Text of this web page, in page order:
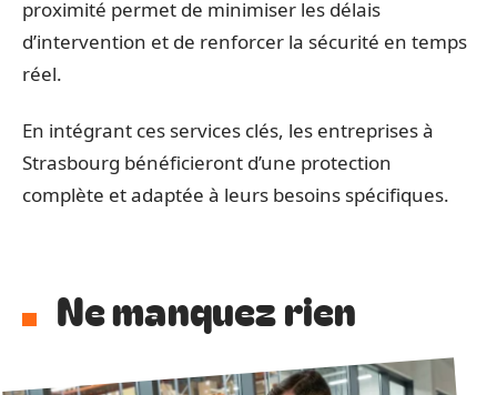
proximité permet de minimiser les délais
d’intervention et de renforcer la sécurité en temps
réel.
En intégrant ces services clés, les entreprises à
Strasbourg bénéficieront d’une protection
complète et adaptée à leurs besoins spécifiques.
Ne manquez rien